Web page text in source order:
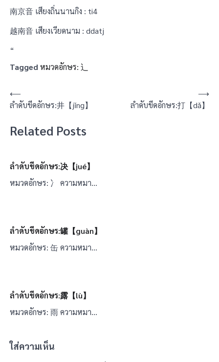
南京音 เสียงถิ่นนานกิง : ti4
越南音 เสียงเวียดนาม : ddatj
“
Tagged หมวดอักษร: 辶
แนะแนว
เรื่อง
⟵
ลำดับขีดอักษร:井【jǐng】
ลำดับขีดอักษร:打【dǎ】
⟶
Related Posts
ลำดับขีดอักษร:决【jué】
หมวดอักษร: 冫 ความหมา…
ลำดับขีดอักษร:罐【guàn】
หมวดอักษร: 缶 ความหมา…
ลำดับขีดอักษร:露【lù】
หมวดอักษร: 雨 ความหมา…
ใส่ความเห็น